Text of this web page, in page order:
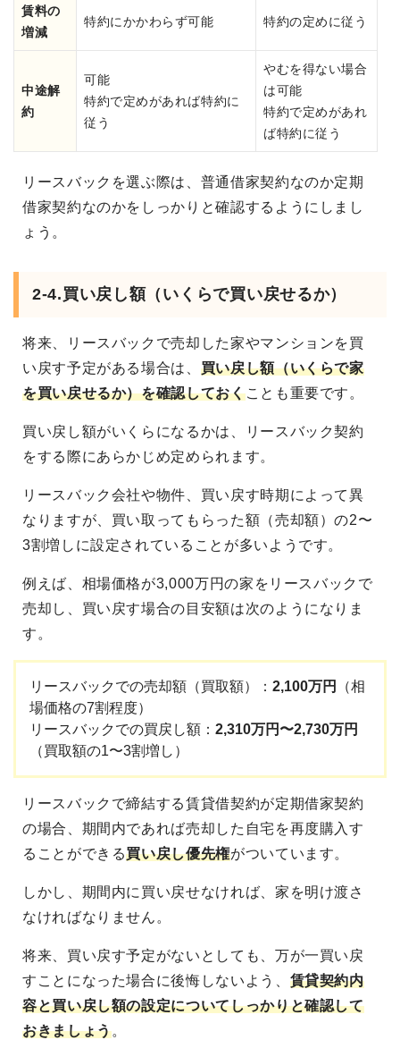
賃料の
増減
特約にかかわらず可能 特約の定めに従う
中途解
約
可能
特約で定めがあれば特約に
従う
やむを得ない場合
は可能
特約で定めがあれ
ば特約に従う
リースバックを選ぶ際は、普通借家契約なのか定期
借家契約なのかをしっかりと確認するようにしまし
ょう。
2-4.買い戻し額（いくらで買い戻せるか）
将来、リースバックで売却した家やマンションを買
い戻す予定がある場合は、 買い戻し額（いくらで家
を買い戻せるか）を確認しておくことも重要です。
買い戻し額がいくらになるかは、リースバック契約
をする際にあらかじめ定められます。
リースバック会社や物件、買い戻す時期によって異
なりますが、買い取ってもらった額（売却額）の2〜
3割増しに設定されていることが多いようです。
例えば、相場価格が3,000万円の家をリースバックで
売却し、買い戻す場合の目安額は次のようになりま
す。
リースバックでの売却額（買取額）： 2,100万円
（相
場価格の7割程度）
リースバックでの買戻し額： 2,310万円〜2,730万円
（買取額の1〜3割増し）
リースバックで締結する賃貸借契約が定期借家契約
の場合、期間内であれば売却した自宅を再度購入す
ることができる買い戻し優先権がついています。
しかし、期間内に買い戻せなければ、家を明け渡さ
なければなりません。
将来、買い戻す予定がないとしても、万が一買い戻
すことになった場合に後悔しないよう、 賃貸契約内
容と買い戻し額の設定についてしっかりと確認して
おきましょう。